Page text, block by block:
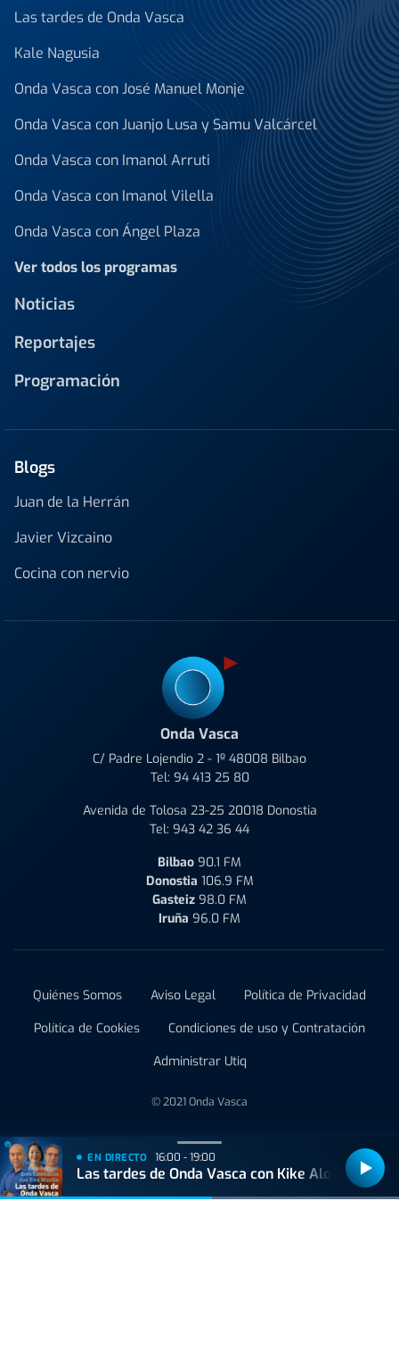
Las tardes de Onda Vasca
Kale Nagusia
Onda Vasca con José Manuel Monje
Onda Vasca con Juanjo Lusa y Samu Valcárcel
Onda Vasca con Imanol Arruti
Onda Vasca con Imanol Vilella
Onda Vasca con Ángel Plaza
Ver todos los programas
Noticias
Reportajes
Programación
Blogs
Juan de la Herrán
Javier Vizcaino
Cocina con nervio
Onda Vasca
C/ Padre Lojendio 2 - 1º 48008 Bilbao
Tel: 94 413 25 80
Avenida de Tolosa 23-25 20018 Donostia
Tel: 943 42 36 44
Bilbao 90.1 FM
Donostia 106.9 FM
Gasteiz 98.0 FM
Iruña 96.0 FM
Quiénes Somos Aviso Legal
Política de Privacidad
Política de Cookies
Condiciones de uso y Contratación
Administrar Utiq
© 2021 Onda Vasca
EN DIRECTO 16:00 - 19:00
Las tardes de Onda Vasca con Kike Alonso